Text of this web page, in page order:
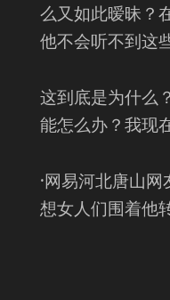
么又如此暧昧？
他不会听不到这
这到底是为什么
能怎么办？我现
·网易河北唐山
想女人们围着他